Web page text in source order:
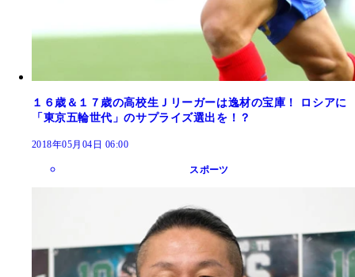
１６歳＆１７歳の高校生Ｊリーガーは逸材の宝庫！ ロシアに
「東京五輪世代」のサプライズ選出を！？
2018年05月04日 06:00
スポーツ